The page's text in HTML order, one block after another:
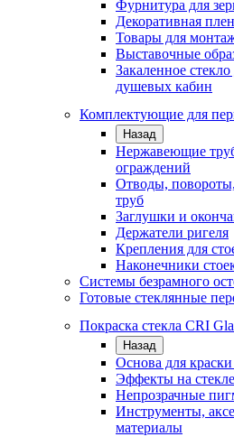
Фурнитура для
Декоративная
Товары для
Выставочные
Закаленное
душевых кабин
Комплектующие для
Назад
Нержавеющие
ограждений
Отводы,
труб
Заглушки и
Держатели ригеля
Крепления для
Наконечники
Системы безрамного
Готовые стеклянные
Покраска стекла CRI
Назад
Основа для
Эффекты на
Непрозрачные
Инструменты,
материалы